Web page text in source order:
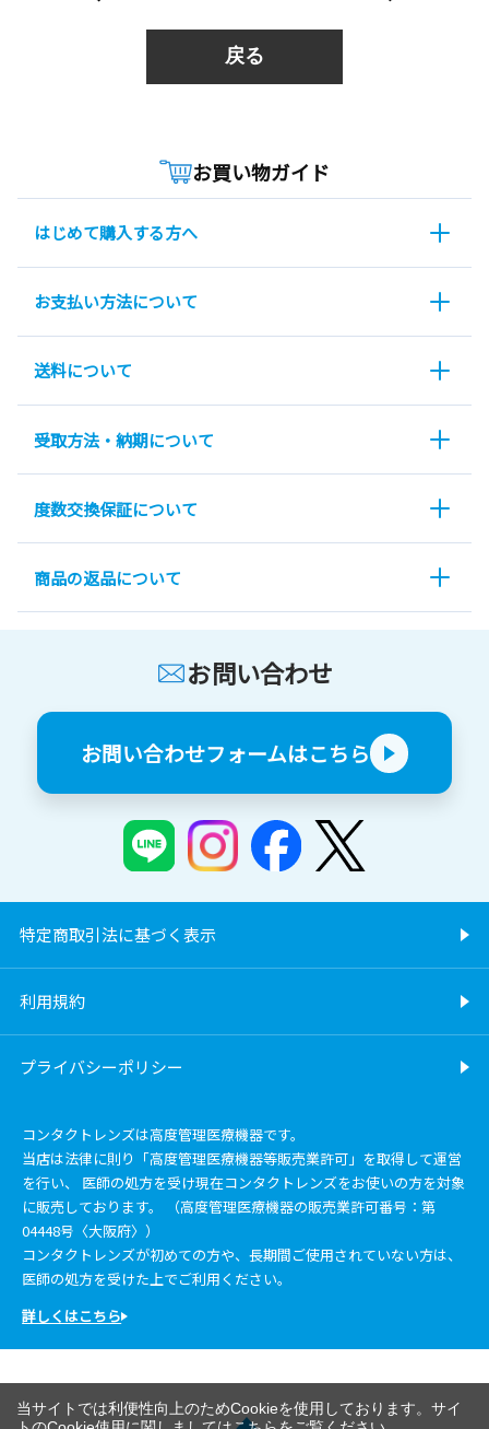
戻る
お買い物ガイド
はじめて購入する方へ
お支払い方法について
送料について
受取方法・納期について
度数交換保証について
商品の返品について
お問い合わせ
お問い合わせフォームはこちら
特定商取引法に基づく表示
利用規約
プライバシーポリシー
コンタクトレンズは高度管理医療機器です。
当店は法律に則り「高度管理医療機器等販売業許可」を取得して運営
を行い、 医師の処方を受け現在コンタクトレンズをお使いの方を対象
に販売しております。 （高度管理医療機器の販売業許可番号：第
04448号〈大阪府〉）
コンタクトレンズが初めての方や、長期間ご使用されていない方は、
医師の処方を受けた上でご利用ください。
詳しくはこちら
当サイトでは利便性向上のためCookieを使用しております。サイ